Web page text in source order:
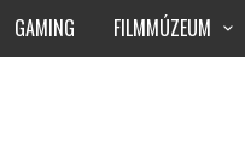
GAMING FILMMÚZEUM